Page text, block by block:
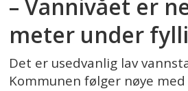
– Vannivået er
meter under
Det er usedvanlig lav
Kommunen følger nøye